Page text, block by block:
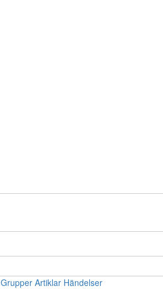
Grupper Artiklar Händelser